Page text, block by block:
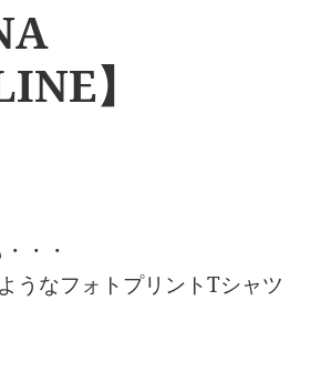
】
・・
うなフォトプリントTシャツ